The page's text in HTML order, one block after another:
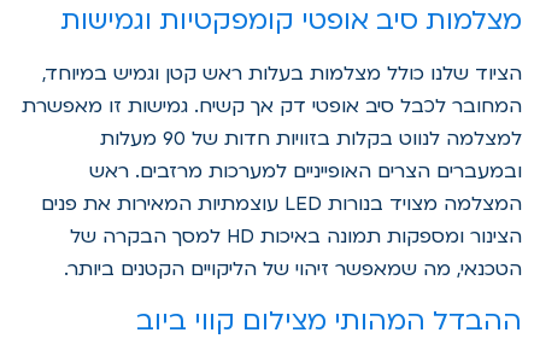
מצלמות סיב אופטי קומפקטיות וגמישות
הציוד שלנו כולל מצלמות בעלות ראש קטן וגמיש במיוחד,
המחובר לכבל סיב אופטי דק אך קשיח. גמישות זו מאפשרת
למצלמה לנווט בקלות בזוויות חדות של 90 מעלות
ובמעברים הצרים האופייניים למערכות מרזבים. ראש
המצלמה מצויד בנורות LED עוצמתיות המאירות את פנים
הצינור ומספקות תמונה באיכות HD למסך הבקרה של
הטכנאי, מה שמאפשר זיהוי של הליקויים הקטנים ביותר.
ההבדל המהותי מצילום קווי ביוב